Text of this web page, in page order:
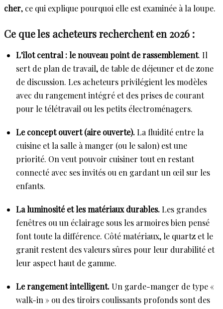
cher, ce qui explique pourquoi elle est examinée à la loupe.
Ce que les acheteurs recherchent en 2026 :
L'îlot central : le nouveau point de rassemblement. Il
sert de plan de travail, de table de déjeuner et de zone
de discussion. Les acheteurs privilégient les modèles
avec du rangement intégré et des prises de courant
pour le télétravail ou les petits électroménagers.
Le concept ouvert (aire ouverte).La fluidité entre la
cuisine et la salle à manger (ou le salon) est une
priorité. On veut pouvoir cuisiner tout en restant
connecté avec ses invités ou en gardant un œil sur les
enfants.
La luminosité et les matériaux durables.Les grandes
fenêtres ou un éclairage sous les armoires bien pensé
font toute la différence. Côté matériaux, le quartz et le
granit restent des valeurs sûres pour leur durabilité et
leur aspect haut de gamme.
Le rangement intelligent.Un garde-manger de type «
walk-in » ou des tiroirs coulissants profonds sont des